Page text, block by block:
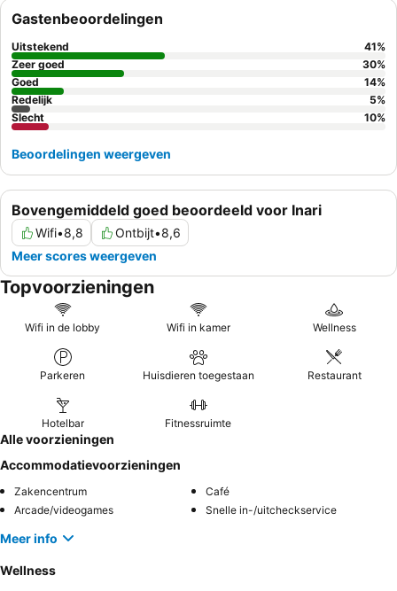
receptieteam, en benadrukken het heerlijke eten en de
uitstekende service in het restaurant van het hotel. Voor de
beste ervaring kunt u overwegen een
accommodatie
Bovengemiddeld goed beoordeeld voor Inari
Wifi•8,8 Ontbijt•8,6
Meer scores weergeven
Gastenbeoordelingen
Uitstekend 41%
Zeer goed
30%
Goed
14%
Redelijk
5%
Slecht
10%
Beoordelingen weergeven
Topvoorzieningen
Wifi in de lobby Wifi in kamer Wellness
Parkeren Huisdieren toegestaan Restaurant
Hotelbar Fitnessruimte
Alle voorzieningen
Accommodatievoorzieningen
Zakencentrum
Café
Arcade/videogames
Snelle in-/uitcheckservice
Meer info
Wellness